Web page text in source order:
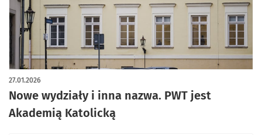
Nowe wydziały i inna nazwa. PWT jest
Akademią Katolicką
27.01.2026